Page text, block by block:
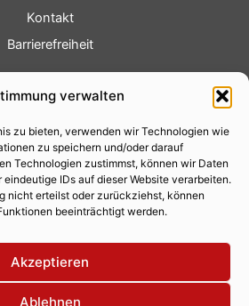
verwalten
zu bieten, verwenden wir Technologien wie
zu speichern und/oder darauf
Technologien zustimmst, können wir Daten
IDs auf dieser Website verarbeiten.
nicht erteilst oder zurückziehst, können
beeinträchtigt werden.
Akzeptieren
Ablehnen
Kontakt
Barrierefreiheit
Fotoservice
Videoservice
Werbung
Lokalfernsehen
Eventkalender